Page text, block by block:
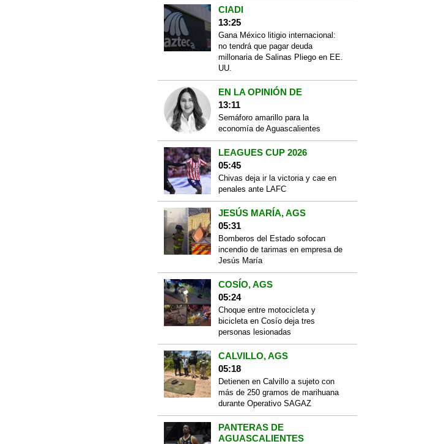
CIADI
13:25
Gana México litigio internacional:
no tendrá que pagar deuda
millonaria de Salinas Pliego en EE.
UU.
EN LA OPINIÓN DE
13:11
Semáforo amarillo para la
economía de Aguascalientes
LEAGUES CUP 2026
05:45
Chivas deja ir la victoria y cae en
penales ante LAFC
JESÚS MARÍA, AGS
05:31
Bomberos del Estado sofocan
incendio de tarimas en empresa de
Jesús María
COSÍO, AGS
05:24
Choque entre motocicleta y
bicicleta en Cosío deja tres
personas lesionadas
CALVILLO, AGS
05:18
Detienen en Calvillo a sujeto con
más de 250 gramos de marihuana
durante Operativo SAGAZ
PANTERAS DE
AGUASCALIENTES